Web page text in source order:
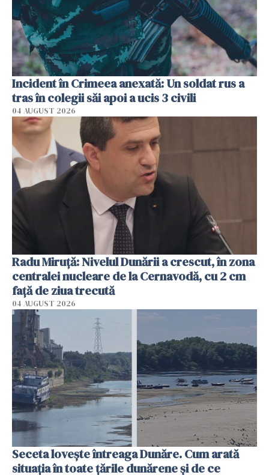
Incident în Crimeea anexată: Un soldat rus a
tras în colegii săi apoi a ucis 3 civili
04 AUGUST 2026
Radu Miruţă: Nivelul Dunării a crescut, în zona
centralei nucleare de la Cernavodă, cu 2 cm
faţă de ziua trecută
04 AUGUST 2026
Seceta lovește întreaga Dunăre. Cum arată
situația în toate țările dunărene și de ce